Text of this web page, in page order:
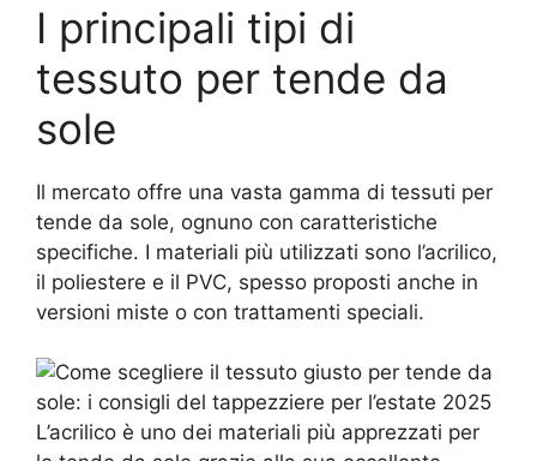
I principali tipi di
tessuto per tende da
sole
Il mercato offre una vasta gamma di tessuti per
tende da sole, ognuno con caratteristiche
specifiche. I materiali più utilizzati sono l’acrilico,
il poliestere e il PVC, spesso proposti anche in
versioni miste o con trattamenti speciali.
L’acrilico è uno dei materiali più apprezzati per